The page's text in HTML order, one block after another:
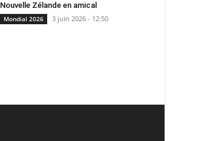
Nouvelle Zélande en amical
Mondial 2026 3 juin 2026 - 12:50